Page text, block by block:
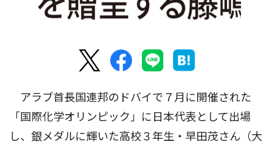
アラブ首長国連邦のドバイで７月に開催された
「国際化学オリンピック」に日本代表として出場
し、銀メダルに輝いた高校３年生・早田茂さん（大